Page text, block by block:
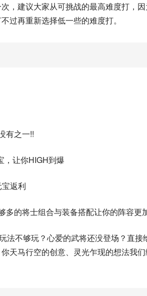
，建议大家从可挑战的最高难度打，
过再重新选择低一些的难度打。
有之一!!
，让你HIGH到爆
返利
多的将士组合与装备搭配让你的阵容更
法不够玩？心爱的武将还没登场？直接
天马行空的创意、灵光乍现的想法我